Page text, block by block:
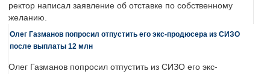
ректор написал заявление об отставке по собственному
желанию.
Олег Газманов попросил отпустить его экс-продюсера из СИЗО
после выплаты 12 млн
Олег Газманов попросил отпустить из СИЗО его экс-